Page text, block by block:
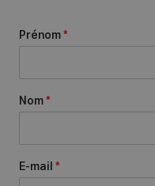
Prénom *
Nom *
E-mail *